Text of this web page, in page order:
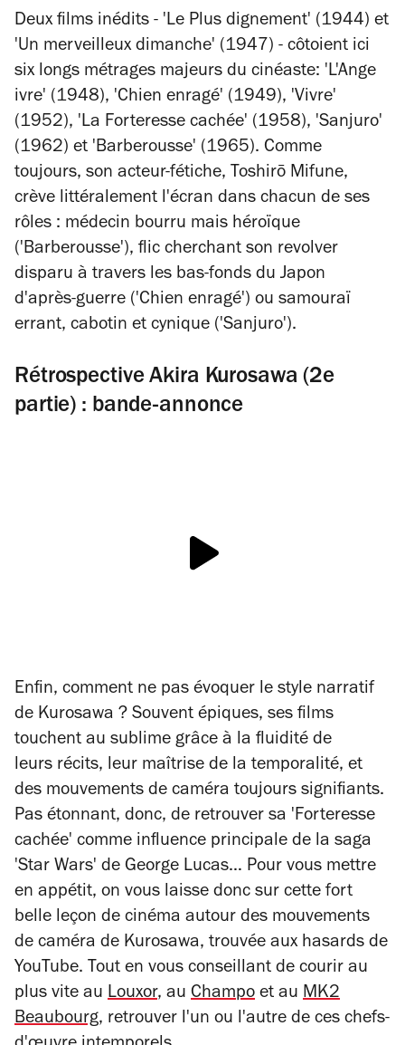
Deux films inédits - 'Le Plus dignement' (1944) et
'Un merveilleux dimanche' (1947) - côtoient ici
six longs métrages majeurs du cinéaste: 'L'Ange
ivre' (1948), 'Chien enragé' (1949), 'Vivre'
(1952), 'La Forteresse cachée' (1958), 'Sanjuro'
(1962) et 'Barberousse' (1965). Comme
toujours, son acteur-fétiche, Toshirō Mifune,
crève littéralement l'écran dans chacun de ses
rôles : médecin bourru mais héroïque
('Barberousse'), flic cherchant son revolver
disparu à travers les bas-fonds du Japon
d'après-guerre ('Chien enragé') ou samouraï
errant, cabotin et cynique ('Sanjuro').
Rétrospective Akira Kurosawa (2e
partie) : bande-annonce
Enfin, comment ne pas évoquer le style narratif
de Kurosawa ? Souvent épiques, ses films
touchent au sublime grâce à la fluidité de
leurs récits, leur maîtrise de la temporalité, et
des mouvements de caméra toujours signifiants.
Pas étonnant, donc, de retrouver sa 'Forteresse
cachée' comme influence principale de la saga
'Star Wars' de George Lucas… Pour vous mettre
en appétit, on vous laisse donc sur cette fort
belle leçon de cinéma autour des mouvements
de caméra de Kurosawa, trouvée aux hasards de
YouTube. Tout en vous conseillant de courir au
plus vite au Louxor, au Champo et au MK2
Beaubourg, retrouver l'un ou l'autre de ces chefs-